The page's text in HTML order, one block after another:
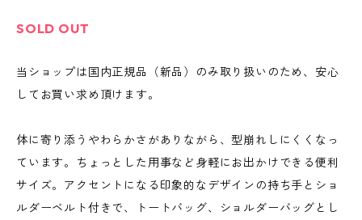
SOLD OUT
当ショップは国内正規品（新品）のみ取り扱いのため、安心
してお買い求め頂けます。
体に寄り添うやわらかさがありながら、型崩れしにくくなっ
ています。ちょっとした用事など身軽にお出かけできる便利
サイズ。アクセントになる印象的なデザインの持ち手とショ
ルダーベルト付きで、トートバッグ、ショルダーバッグとし